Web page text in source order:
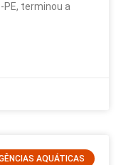
PE, terminou a
AQUÁTICAS